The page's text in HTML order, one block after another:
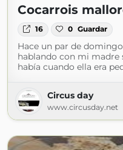
Cocarrois
16 0 Guardar
Hace un par de
hablando con mi madre
había cuando ella era
Circus day
www.circusday.net